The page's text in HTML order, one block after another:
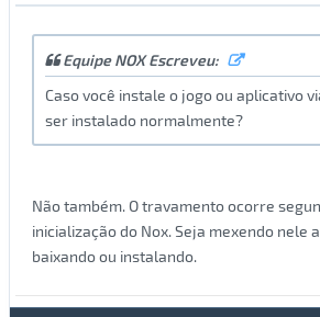
Equipe NOX Escreveu:
Caso você instale o jogo ou aplicativo
ser instalado normalmente?
Não também. O travamento ocorre
inicialização do Nox. Seja mexendo nele
baixando ou instalando.